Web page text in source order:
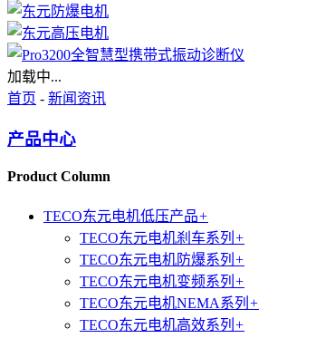
加载中...
首页 - 新闻资讯
产品中心
Product Column
TECO东元电机低压产品+
TECO东元电机刹车系列 +
TECO东元电机防爆系列 +
TECO东元电机变频系列 +
TECO东元电机NEMA系列 +
TECO东元电机高效系列 +